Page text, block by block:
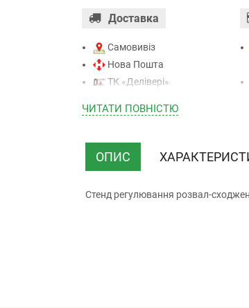
Доставка
Самовивіз
Нова Пошта
ТК «Делівері»
ТК “Justin”
ТК ”УкрПошта”
ЧИТАТИ ПОВНIСТЮ
ОПИС
Стенд регулювання розвал-